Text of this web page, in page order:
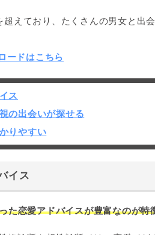
えており、たくさんの男女と出会
ードはこちら
ス
の出会いが探せる
りやすい
イス
た恋愛アドバイスが豊富なのが特